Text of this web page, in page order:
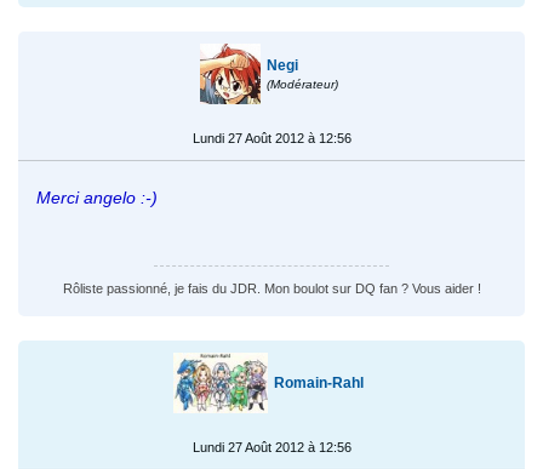
Negi
(Modérateur)
Lundi 27 Août 2012 à 12:56
Merci angelo :-)
Rôliste passionné, je fais du JDR. Mon boulot sur DQ fan ? Vous aider !
Romain-Rahl
Lundi 27 Août 2012 à 12:56